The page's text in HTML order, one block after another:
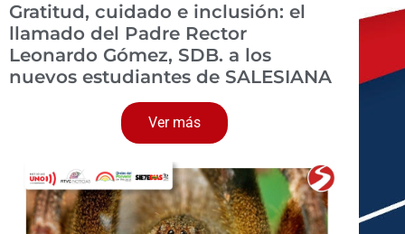
Gratitud, cuidado e inclusión: el
llamado del Padre Rector
Leonardo Gómez, SDB. a los
nuevos estudiantes de SALESIANA
Ver más